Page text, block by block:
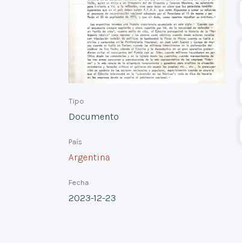
Tipo
Documento
País
Argentina
Fecha
2023-12-23